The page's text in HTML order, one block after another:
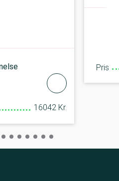
16042 Kr.
Pris